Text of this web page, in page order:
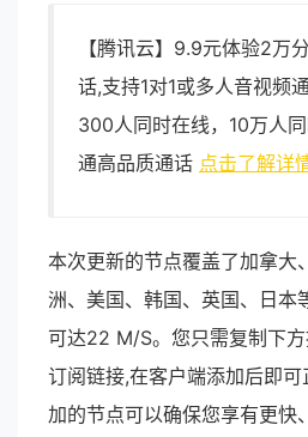
【腾讯云】9.9元体验2万
话,支持1对1或多人音视频
300人同时在线，10万人
通高品质通话 点击了解详
本次更新的节点覆盖了加拿大
洲、美国、韩国、英国、日本
可达22 M/S。您只需复制下
订阅链接,在客户端添加后即
加的节点可以确保您享有更快